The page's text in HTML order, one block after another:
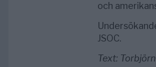
och
JSOC.
Text: